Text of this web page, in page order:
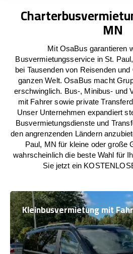
MN
Mit OsaBus garantieren
Busvermietungsservice in St.
bei Tausenden von Reisenden
ganzen Welt. OsaBus macht
erschwinglich. Bus-, Minibus- und
mit Fahrer sowie private
Unser Unternehmen expandiert
Busvermietungsdienste und
den angrenzenden Ländern
Paul, MN für kleine oder große
wahrscheinlich die beste Wahl für
Sie jetzt ein
Kleinbusvermietung mit